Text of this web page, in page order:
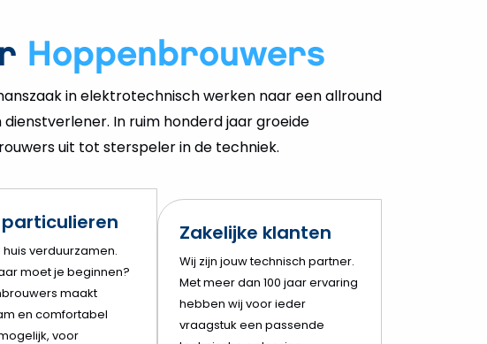
Hoppenbrouwers
in elektrotechnisch werken naar een allround
In ruim honderd jaar groeide
uit tot sterspeler in de techniek.
huis verduurzamen.
moet je beginnen?
maakt
en comfortabel
voor
Zakelijke klanten
Wij zijn jouw technisch partner.
Met meer dan 100 jaar ervaring
hebben wij voor ieder
vraagstuk een passende